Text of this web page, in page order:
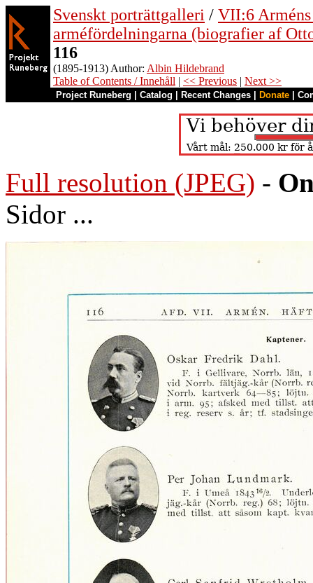
Svenskt porträttgalleri / VII:6
arméfördelningarna (biografier af
116
(1895-1913) Author: Albin Hildebrand
Table of Contents / Innehåll | << Previous | Next >>
Project Runeberg Catalog Recent Changes Donate
Full resolution (JPEG) -
Sidor ...